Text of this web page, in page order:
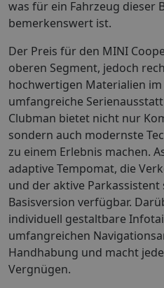
was für ein Fahrzeug dieser
bemerkenswert ist.
Der Preis für den MINI
oberen Segment, jedoch
hochwertigen Materialien
umfangreiche
Clubman bietet nicht nur
sondern auch modernste
zu einem Erlebnis machen.
adaptive Tempomat, die
und der aktive
Basisversion verfügbar.
individuell gestaltbare
umfangreichen
Handhabung und macht
Vergnügen.